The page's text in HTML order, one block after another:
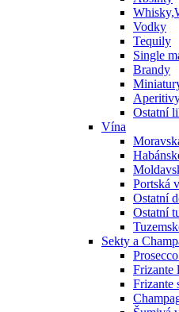
Vodky
Tequily
Single
Brandy
Ostatní
Vína
Portská
Ostatní
Ostatní
Sekty a
Frizante
Frizante